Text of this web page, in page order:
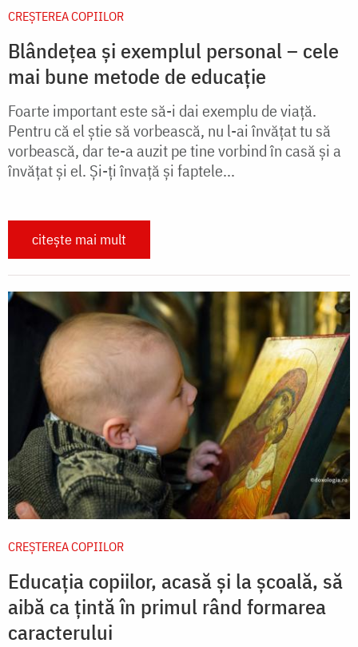
CREŞTEREA COPIILOR
Blândețea și exemplul personal – cele
mai bune metode de educație
Foarte important este să-i dai exemplu de viaţă.
Pentru că el ştie să vorbească, nu l-ai învăţat tu să
vorbească, dar te-a auzit pe tine vorbind în casă şi a
învăţat şi el. Şi-ţi învaţă şi faptele...
citește mai mult
CREŞTEREA COPIILOR
Educația copiilor, acasă și la școală, să
aibă ca țintă în primul rând formarea
caracterului